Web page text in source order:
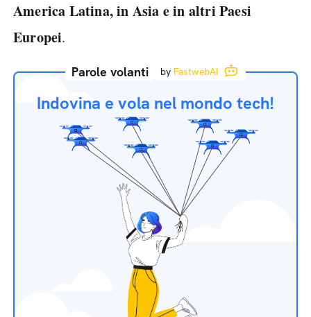
America Latina, in Asia e in altri Paesi
Europei.
Parole volanti by FastwebAI
Indovina e vola nel mondo tech!